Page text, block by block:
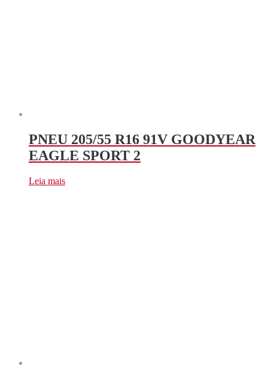
PNEU 205/55 R16 91V GOODYEAR
EAGLE SPORT 2
Leia mais